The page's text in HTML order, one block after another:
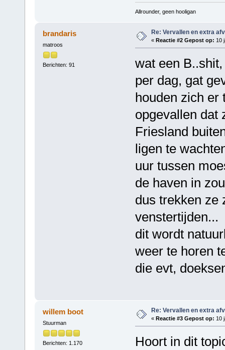
Allrounder, geen hooligan
brandaris
matroos
Berichten: 91
Re: Vervallen en extra
« Reactie #2 Gepost op: 10
wat een
per dag, gat
houden zich er
opgevallen dat
Friesland
ligen te
uur tussen
de haven in
dus trekken ze
venstertijden...
dit wordt
weer te horen
die evt,
willem boot
Stuurman
Berichten: 1.170
Re: Vervallen en extra
« Reactie #3 Gepost op: 10
Hoort in dit